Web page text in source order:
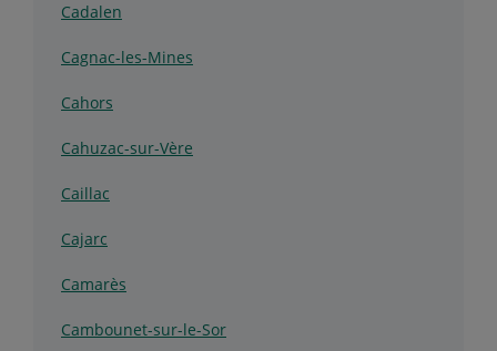
Cadalen
Cagnac-les-Mines
Cahors
Cahuzac-sur-Vère
Caillac
Cajarc
Camarès
Cambounet-sur-le-Sor